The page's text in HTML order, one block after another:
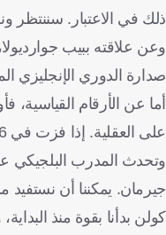
ذلك في الاعتبار. سننتظر
وعن علاقته ببيب
صدارة الدوري الإنجليزي
أما عن الأرقام
على العقلية. إذا فزت في 16 مباراة متتالية، فهذا يمنحك الثقة حتى في الأوقات الصعبة".
وتحدث المدرب البلجيكي
جيرمان. يمكننا أن
كولن بدأنا بقوة منذ